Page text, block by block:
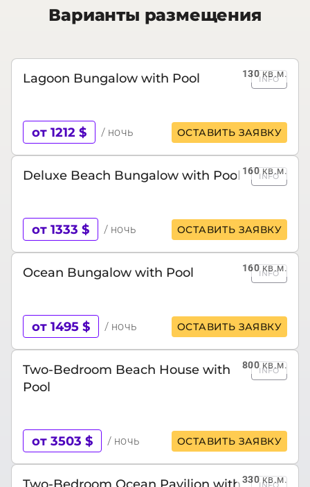
Варианты размещения
130кв.м.
Lagoon Bungalow with Pool INFO
от 1212 $ / ночь ОСТАВИТЬ ЗАЯВКУ
160кв.м.
Deluxe Beach Bungalow with Pool INFO
от 1333 $ / ночь ОСТАВИТЬ ЗАЯВКУ
160кв.м.
Ocean Bungalow with Pool INFO
от 1495 $ / ночь ОСТАВИТЬ ЗАЯВКУ
800кв.м.
Two-Bedroom Beach House with
Pool
INFO
от 3503 $ / ночь ОСТАВИТЬ ЗАЯВКУ
330кв.м.
Two-Bedroom Ocean Pavilion with INFO